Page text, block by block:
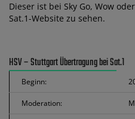
Dieser ist bei Sky Go, Wow
Sat.1-Website zu sehen.
HSV – Stuttgart Übertragung bei Sat.1
Beginn:
Moderation: